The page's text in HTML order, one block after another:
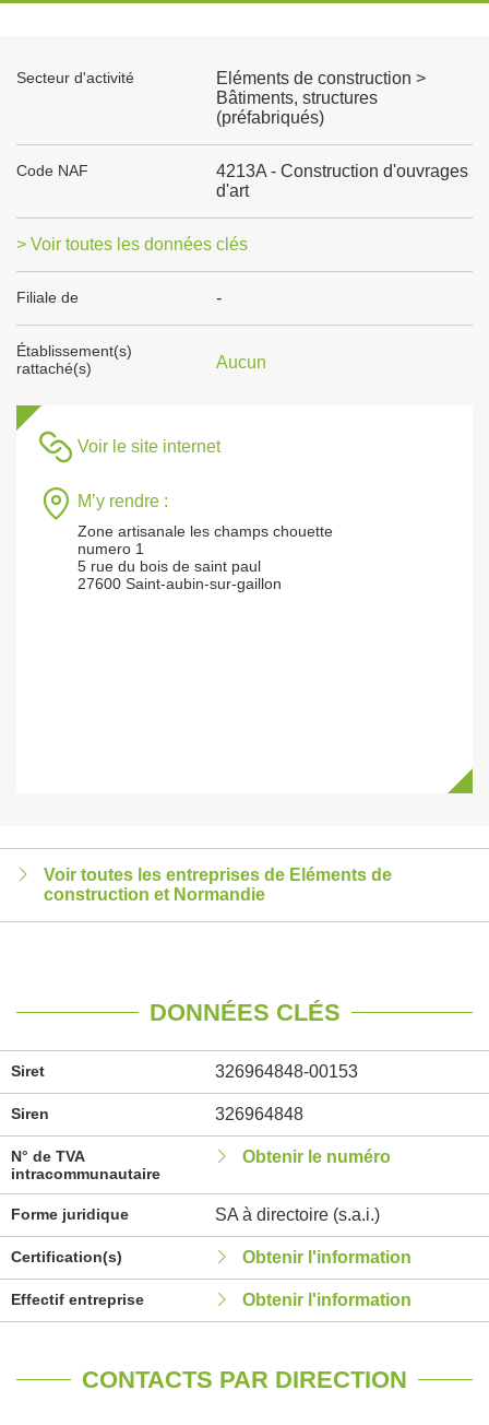
Secteur d'activité
Eléments de construction >
Bâtiments, structures
(préfabriqués)
Code NAF
4213A - Construction d'ouvrages
d'art
> Voir toutes les données clés
Filiale de -
Établissement(s)
rattaché(s)
Aucun
Voir le site internet
M’y rendre :
Zone artisanale les champs chouette
numero 1
5 rue du bois de saint paul
27600 Saint-aubin-sur-gaillon
Voir toutes les entreprises de Eléments de
construction et Normandie
DONNÉES CLÉS
Siret 326964848-00153
Siren 326964848
N° de TVA
intracommunautaire
Obtenir le numéro
Forme juridique SA à directoire (s.a.i.)
Certification(s) Obtenir l'information
Effectif entreprise Obtenir l'information
CONTACTS PAR DIRECTION